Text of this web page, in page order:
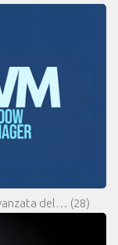
del… (28)